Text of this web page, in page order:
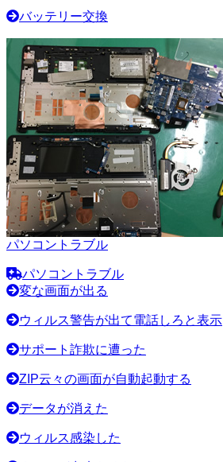
バッテリー交換
パソコントラブル
パソコントラブル
変な画面が出る
ウィルス警告が出て電話しろと表示
サポート詐欺に遭った
ZIP云々の画面が自動起動する
データが消えた
ウィルス感染した